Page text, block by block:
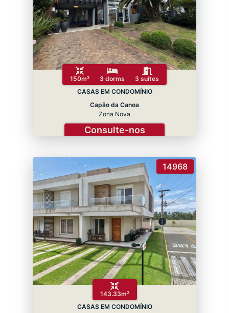
150m² 3 dorms
3 suítes
CASAS EM CONDOMÍNIO
Capão da Canoa
Zona Nova
Consulte-nos
14968
143.33m²
CASAS EM CONDOMÍNIO